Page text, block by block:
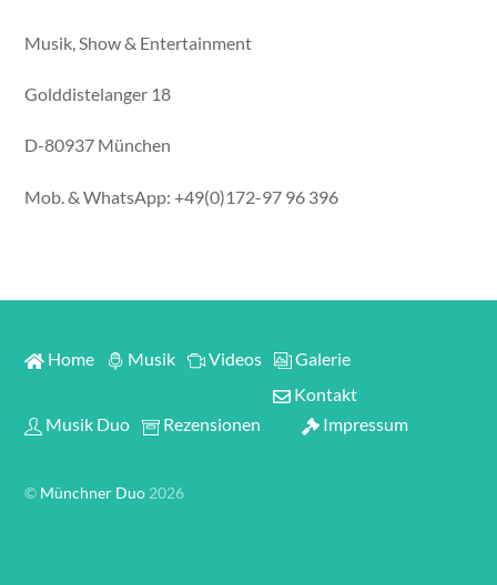
Musik, Show & Entertainment
Golddistelanger 18
D-80937 München
Mob. & WhatsApp: +49(0)172-97 96 396
Home Musik Videos Galerie
Musik Duo Rezensionen
Kontakt
Impressum
© Münchner Duo 2026